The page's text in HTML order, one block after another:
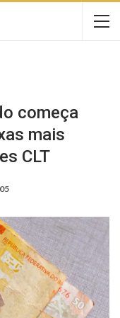
começa
mais
CLT